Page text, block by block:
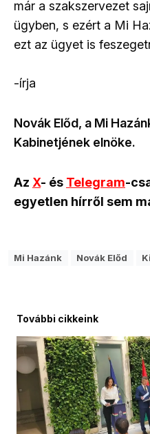
már a szakszervezet
ügyben, s ezért a Mi
ezt az ügyet is
-írja
Novák Előd, a Mi
Kabinetjének elnöke.
Az X- és Telegram-
egyetlen hírről sem
Mi Hazánk Novák Előd
További cikkeink